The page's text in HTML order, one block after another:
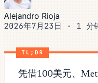
Alejandro Rioja
2026年7月23日 · 1 分
TL;DR
凭借100美元、